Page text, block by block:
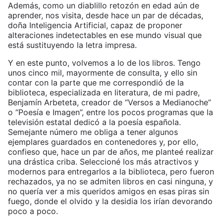
Además, como un diablillo retozón en edad aún de
aprender, nos visita, desde hace un par de décadas,
doña Inteligencia Artificial, capaz de proponer
alteraciones indetectables en ese mundo visual que
está sustituyendo la letra impresa.
Y en este punto, volvemos a lo de los libros. Tengo
unos cinco mil, mayormente de consulta, y ello sin
contar con la parte que me correspondió de la
biblioteca, especializada en literatura, de mi padre,
Benjamín Arbeteta, creador de “Versos a Medianoche”
o “Poesía e Imagen”, entre los pocos programas que la
televisión estatal dedicó a la poesía española.
Semejante número me obliga a tener algunos
ejemplares guardados en contenedores y, por ello,
confieso que, hace un par de años, me planteé realizar
una drástica criba. Seleccioné los más atractivos y
modernos para entregarlos a la biblioteca, pero fueron
rechazados, ya no se admiten libros en casi ninguna, y
no quería ver a mis queridos amigos en esas piras sin
fuego, donde el olvido y la desidia los irían devorando
poco a poco.